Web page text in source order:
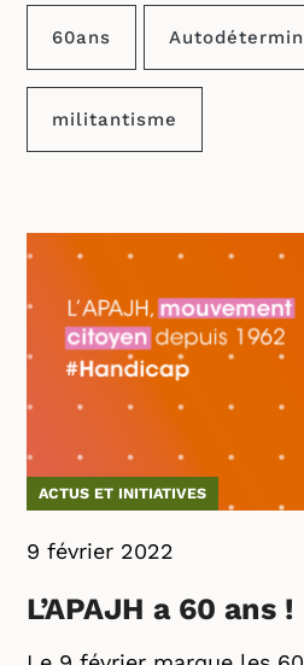
60ans
militantisme
ACTUS ET INITIATIVES
9 février 2022
L’APAJH a 60 ans !